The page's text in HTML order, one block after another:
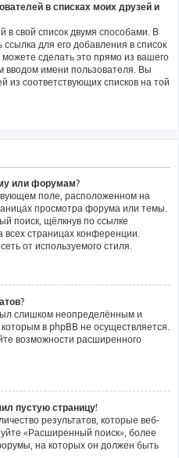
в списках моих друзей и
в свой список двумя способами. В
для его добавления в список
сделать это прямо из вашего
вводом имени пользователя. Вы
из соответствующих списков на той
или форумам?
поле, расположенном на
просмотра форума или темы.
поиск, щёлкнув по ссылке
страницах конференции.
от используемого стиля.
слишком неопределённым и
в phpBB не осуществляется.
возможности расширенного
пустую страницу!
результатов, которые веб-
«Расширенный поиск», более
на которых он должен быть